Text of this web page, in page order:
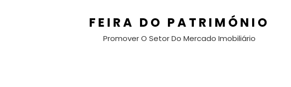
FEIRA DO PATRIMÓNIO
Promover O Setor Do Mercado Imobiliário